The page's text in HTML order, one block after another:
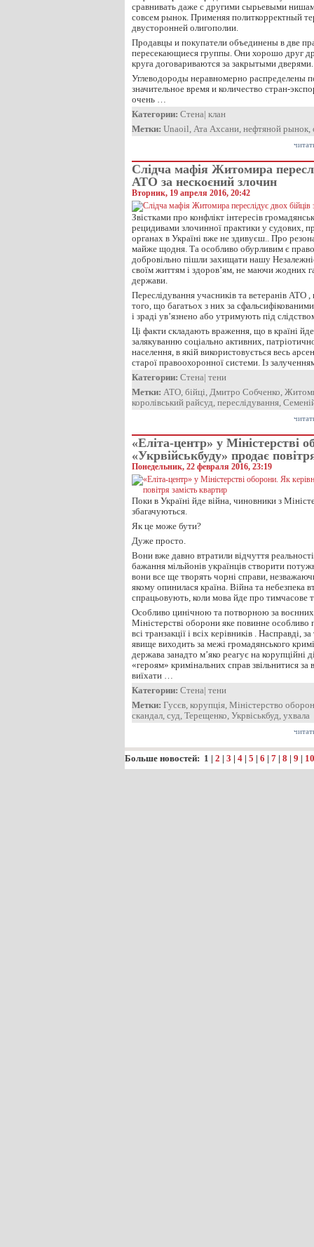
сравнивать даже с другими сырьевыми
совсем рынок. Применяя политкорректный
двусторонней олигополии.
Продавцы и покупатели объединены в две
пересекающиеся группы. Они хорошо друг
круга договариваются за закрытыми дверями.
Углеводороды неравномерно распределены
значительное время и количество стран-
очень …
Категории: Стена| клан
Метки: Unaoil, Ата Ахсани, нефтяной рынок,
Cлідча мафія Житомира
АТО за нескоєний злочин
Вторник, 19 апреля 2016, 20:42
Звістками про конфлікт інтересів
рецидивами злочинної практики у судових,
органах в Україні вже не здивуєш.. Про
майже щодня. Та особливо обурливим є
добровільно пішли захищати нашу
своїм життям і здоров’ям, не маючи жодних
держави.
Переслідування учасників та ветеранів АТО ,
того, що багатьох з них за
і зраді ув’язнено або утримують під
Ці факти складають враження, що в країні
залякуванню соціально активних,
населення, в якій використовується весь
старої правоохоронної системи. Із
Категории: Стена| тени
Метки: АТО, бійці, Дмитро Собченко,
королівський райсуд, переслідування,
«Еліта-центр» у Міністерстві
«Укрвійськбуду» продає
Понедельник, 22 февраля 2016, 23:19
Поки в Україні йде війна, чиновники з
збагачуються.
Як це може бути?
Дуже просто.
Вони вже давно втратили відчуття
бажання мільйонів українців створити
вони все ще творять чорні справи,
якому опинилася країна. Війна та небезпека
спрацьовують, коли мова йде про тимчасове
Особливо цинічною та потворною за воєнних
Міністерстві оборони яке повинне особливо
всі транзакції і всіх керівників . Насправді,
явище виходить за межі громадянського
держава занадто м’яко реагує на корупційні
«героям» кримінальних справ звільнитися
виїхати …
Категории: Стена| тени
Метки: Гусєв, корупція, Міністерство
скандал, суд, Терещенко, Укрвіськбуд, ухвала
Больше новостей: 1 | 2 | 3 | 4 | 5 | 6 | 7 | 8 | 9 | 10